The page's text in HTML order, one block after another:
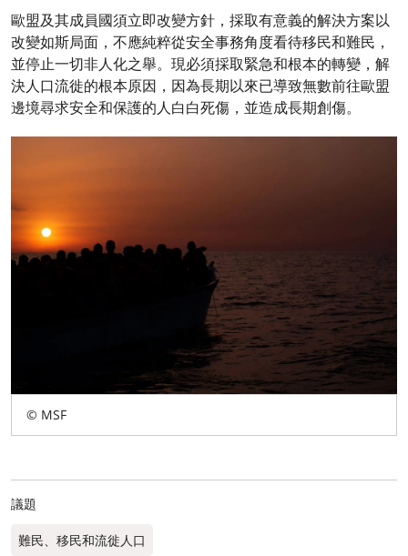
歐盟及其成員國須立即改變方針，採取有意義的解決方案以
改變如斯局面，不應純粹從安全事務角度看待移民和難民，
並停止一切非人化之舉。現必須採取緊急和根本的轉變，解
決人口流徙的根本原因，因為長期以來已導致無數前往歐盟
邊境尋求安全和保護的人白白死傷，並造成長期創傷。
© MSF
議題
難民、移民和流徙人口